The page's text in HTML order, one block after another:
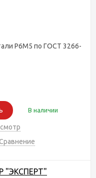
Р6М5 по ГОСТ 3266-
В наличии
"ЭКСПЕРТ"